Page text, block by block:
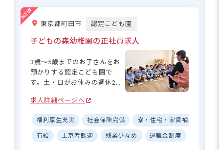
支給されるため、「がんばっ
た分だけ認めてもらえる」環
境で、自分らしいペースで保
育のお仕事を続けていただけ
ちゅうバス「多磨町」より徒歩5分
豊かな自然の中で保育。子どもた
ちの笑顔を一緒に作りませんか？
さらに詳しい
求人情報
東京都町田市 認定こども園
子どもの森幼稚園の正社員求人
3歳～5歳までのお子さんをお
預かりする認定こども園で
す。土・日がお休みの週休2日
もほぼありませんので、自分
の時間を大切にしながら働い
ていただけます。また、取得
率100％・復帰率90％の産休育
求人詳細ページへ
福利厚生充実 社会保険完備 寮・住宅・家賃補助あり
有給 上京者歓迎 残業少なめ 退職金制度